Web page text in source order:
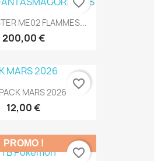
ME02 FLAMMES...
200,00 €
MARS 2026
12,00 €
favorite_border
PROMO !
favorite_border